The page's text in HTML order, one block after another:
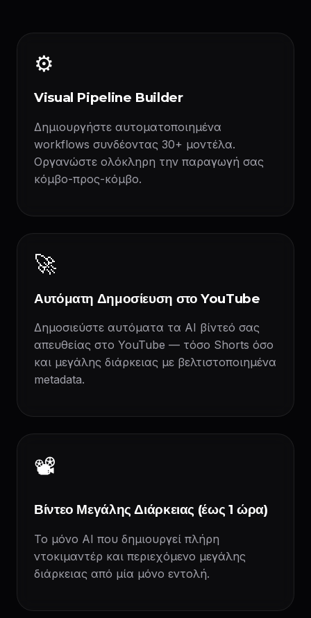
⚙️
Visual Pipeline Builder
Δημιουργήστε αυτοματοποιημένα
workflows συνδέοντας 30+ μοντέλα.
Οργανώστε ολόκληρη την παραγωγή σας
κόμβο-προς-κόμβο.
🚀
Αυτόματη Δημοσίευση στο YouTube
Δημοσιεύστε αυτόματα τα AI βίντεό σας
απευθείας στο YouTube — τόσο Shorts όσο
και μεγάλης διάρκειας με βελτιστοποιημένα
metadata.
📽️
Βίντεο Μεγάλης Διάρκειας (έως 1 ώρα)
Το μόνο AI που δημιουργεί πλήρη
ντοκιμαντέρ και περιεχόμενο μεγάλης
διάρκειας από μία μόνο εντολή.